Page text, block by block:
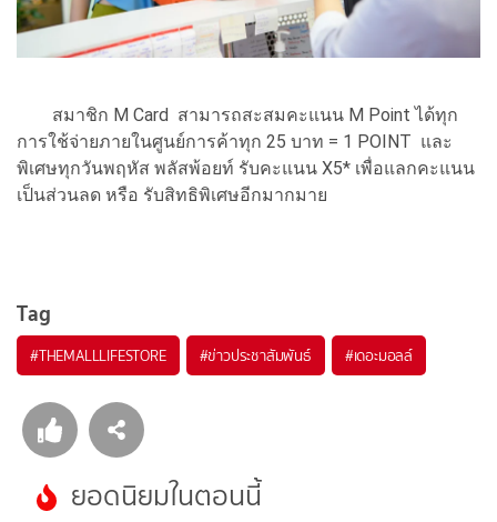
สมาชิก M Card สามารถสะสมคะแนน M Point ได้ทุก
การใช้จ่ายภายในศูนย์การค้าทุก 25 บาท = 1 POINT และ
พิเศษทุกวันพฤหัส พลัสพ้อยท์ รับคะแนน X5* เพื่อแลกคะแนน
เป็นส่วนลด หรือ รับสิทธิพิเศษอีกมากมาย
Tag
#THEMALLLIFESTORE #ข่าวประชาสัมพันธ์ #เดอะมอลล์
ยอดนิยมในตอนนี้